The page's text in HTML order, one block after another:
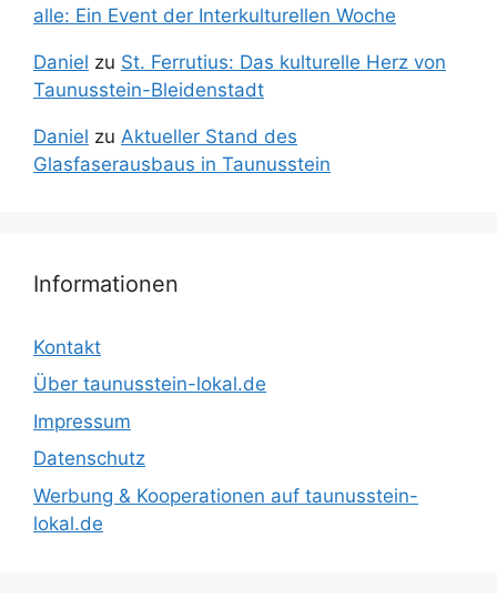
alle: Ein Event der Interkulturellen Woche
Daniel zu St. Ferrutius: Das kulturelle Herz von
Taunusstein-Bleidenstadt
Daniel zu Aktueller Stand des
Glasfaserausbaus in Taunusstein
Informationen
Kontakt
Über taunusstein-lokal.de
Impressum
Datenschutz
Werbung & Kooperationen auf taunusstein-
lokal.de